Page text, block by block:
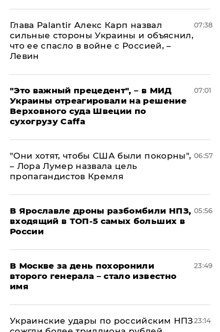
Глава Palantir Алекс Карп назвал
сильные стороны Украины и объяснил,
что ее спасло в войне с Россией, –
Левин
07:38
"Это важный прецедент", – в МИД
Украины отреагировали на решение
Верховного суда Швеции по
сухогрузу Caffa
07:01
"Они хотят, чтобы США были покорны",
– Лора Лумер назвала цель
пропагандистов Кремля
06:57
В Ярославле дроны разбомбили НПЗ,
входящий в ТОП-5 самых больших в
России
05:56
В Москве за день похоронили
второго генерала – стало известно
имя
23:49
Украинские удары по российским НПЗ23:14